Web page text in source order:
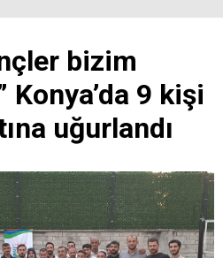
bizim
9 kişi
uğurlandı